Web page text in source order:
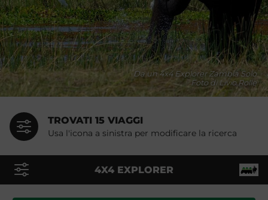
Da un 4x4 Explorer Zambia Solo
Foto di Livio Rolle
TROVATI 15 VIAGGI
Usa l'icona a sinistra per modificare la ricerca
4X4 EXPLORER